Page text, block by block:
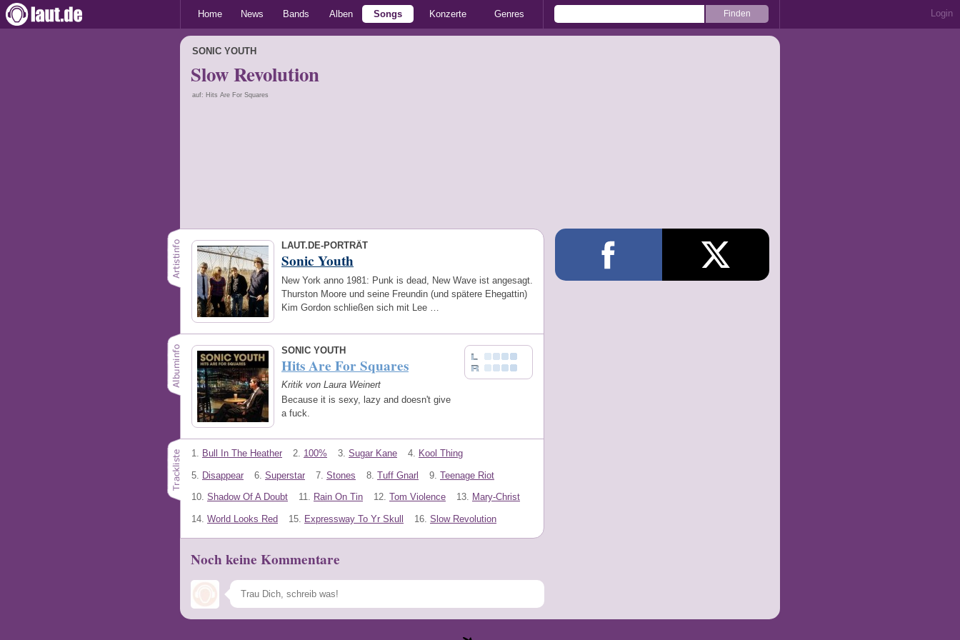
Home News Bands Alben Songs Konzerte Genres Login
SONIC YOUTH
Slow Revolution
auf: Hits Are For Squares
LAUT.DE-PORTRÄT
Sonic Youth
New York anno 1981: Punk is dead, New Wave ist angesagt.
Thurston Moore und seine Freundin (und spätere Ehegattin)
Kim Gordon schließen sich mit Lee …
SONIC YOUTH
Hits Are For Squares
Kritik von Laura Weinert
Because it is sexy, lazy and doesn't give
a fuck.
1. Bull In The Heather 2. 100% 3. Sugar Kane 4. Kool Thing
5. Disappear 6. Superstar 7. Stones 8. Tuff Gnarl 9. Teenage Riot
10. Shadow Of A Doubt 11. Rain On Tin 12. Tom Violence 13. Mary-Christ
14. World Looks Red 15. Expressway To Yr Skull 16. Slow Revolution
Noch keine Kommentare
Speichern